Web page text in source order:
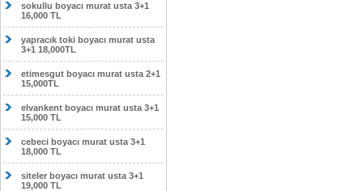
sokullu boyacı murat usta 3+1
16,000 TL
yapracık toki boyacı murat usta
3+1 18,000TL
etimesgut boyacı murat usta 2+1
15,000TL
elvankent boyacı murat usta 3+1
15,000 TL
cebeci boyacı murat usta 3+1
18,000 TL
siteler boyacı murat usta 3+1
19,000 TL